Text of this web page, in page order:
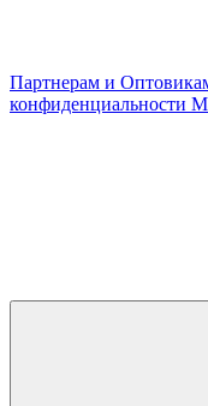
Партнерам и
конфиденциальности